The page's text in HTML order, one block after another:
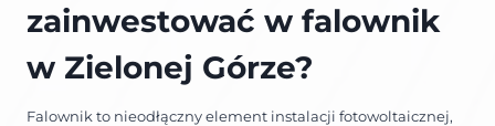
zainwestować w falownik
w Zielonej Górze?
Falownik to nieodłączny element instalacji fotowoltaicznej,